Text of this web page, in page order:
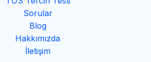
Sorular
Blog
Hakkımızda
İletişim